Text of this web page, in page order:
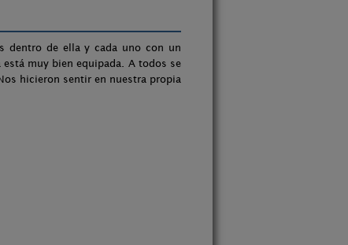
dentro de ella y cada uno con un
muy bien equipada. A todos se
hicieron sentir en nuestra propia